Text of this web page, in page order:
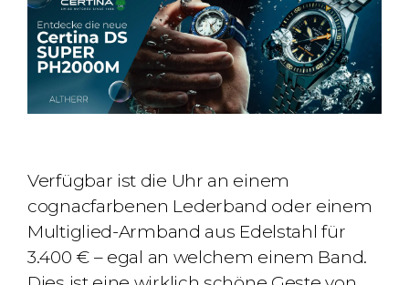
Verfügbar ist die Uhr an einem
cognacfarbenen Lederband oder einem
Multiglied-Armband aus Edelstahl für
3.400 €– egal an welchem​​​​​​​​​ einem Band.